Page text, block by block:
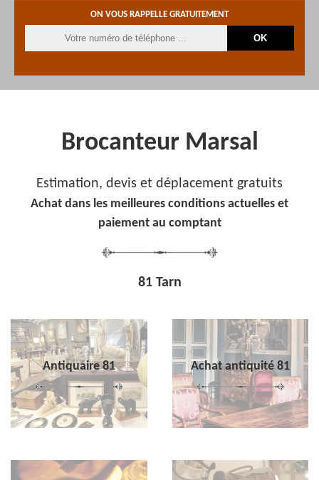
ON VOUS RAPPELLE GRATUITEMENT
Brocanteur Marsal
Estimation, devis et déplacement gratuits
Achat dans les meilleures conditions actuelles et
paiement au comptant
81 Tarn
Antiquaire 81 Achat antiquité 81